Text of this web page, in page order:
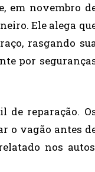
em novembro
Ele alega
rasgando
por
de reparação.
o vagão antes
nos